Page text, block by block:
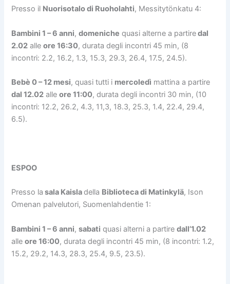
Presso il Nuorisotalo di Ruoholahti, Messitytönkatu 4:
Bambini 1 – 6 anni,domeniche quasialternea partiredal
2.02 alleore 16:30, durata degli incontri 45 min, (8
incontri: 2.2, 16.2, 1.3, 15.3, 29.3, 26.4, 17.5, 24.5).
Bebè 0 – 12 mesi, quasi tutti i mercoledì mattina a partire
dal 12.02 alleore 11:00, durata degli incontri 30 min, (10
incontri: 12.2, 26.2, 4.3, 11,3, 18.3, 25.3, 1.4, 22.4, 29.4,
6.5).
ESPOO
Presso la sala Kaisladella Biblioteca di Matinkylä, Ison
Omenan palvelutori, Suomenlahdentie 1:
Bambini 1 – 6 anni,sabati quasialterni a partiredall’1.02
alleore 16:00, durata degli incontri 45 min, (8 incontri: 1.2,
15.2, 29.2, 14.3, 28.3, 25.4, 9.5, 23.5).